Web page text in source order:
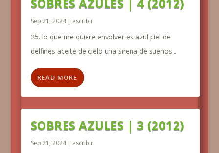
Sep 21, 2024| escribir
25. lo que me quiere envolver es azul piel de
delfines aceite de cielo una sirena de sueños...
READ MORE
SOBRES AZULES | 3 (2012)
Sep 21, 2024| escribir